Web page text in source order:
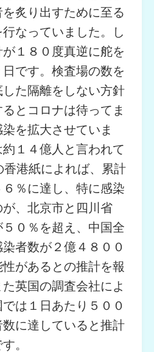
炙り出すために至る
なっていました。し
１８０度真逆に舵を
です。検査場の数を
た隔離をしない方針
とコロナは待ってま
を拡大させていま
１４億人と言われて
香港紙によれば、累計
％に達し、特に感染
、北京市と四川省
０％を超え、中国全
者数が２億４８００
があるとの推計を報
英国の調査会社によ
は１日あたり５００
に達していると推計
。